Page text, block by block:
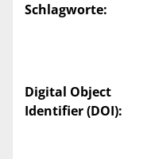
Schlagworte:
Digital Object
Identifier (DOI):